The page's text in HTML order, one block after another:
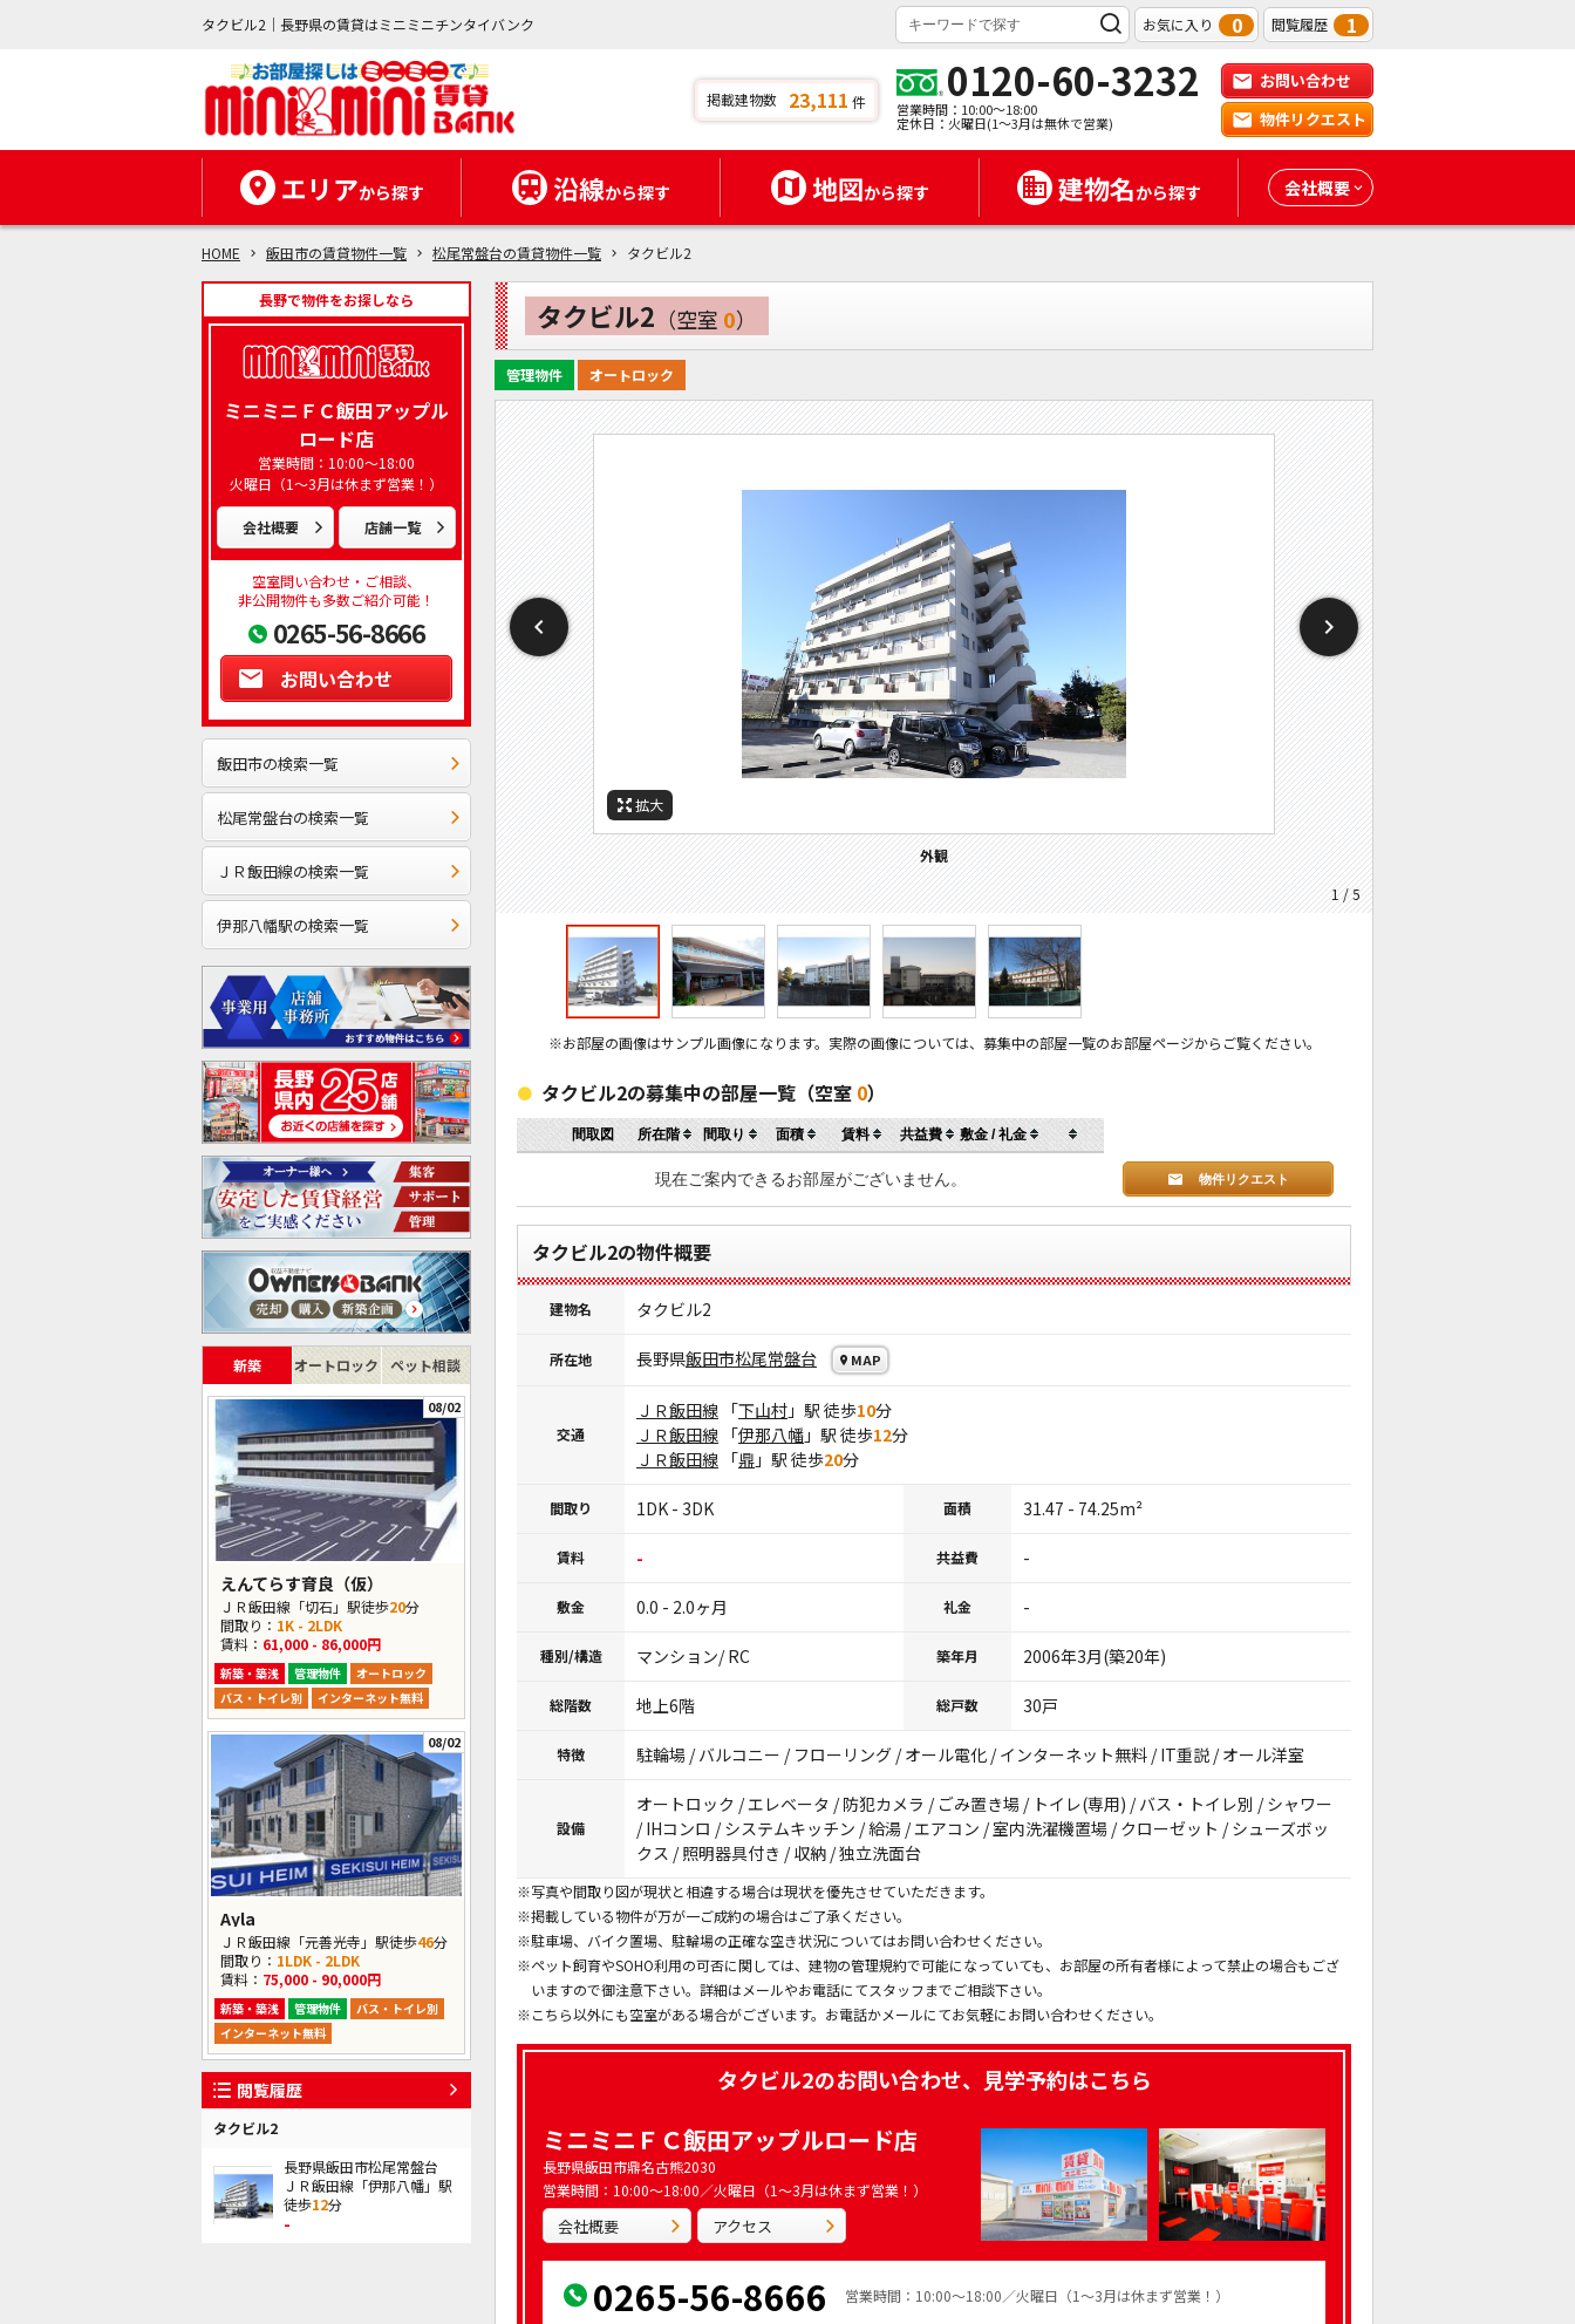
タクビル2｜長野県の賃貸はミニミニチンタイバンク お気に入り 0 閲覧履歴 1
掲載建物数 23,111 件 0120-60-3232
営業時間：10:00～18:00
定休日：火曜日(1～3月は無休で営業)
お問い合わせ
物件リクエスト
エリアから探す 沿線から探す 地図から探す 建物名から探す 会社概要
HOME 飯田市の賃貸物件一覧 松尾常盤台の賃貸物件一覧 タクビル2
長野で物件をお探しなら
ミニミニＦＣ飯田アップル
ロード店
営業時間：10:00～18:00
火曜日（1～3月は休まず営業！）
会社概要 店舗一覧
空室問い合わせ・ご相談、
非公開物件も多数ご紹介可能！
0265-56-8666
お問い合わせ
飯田市の検索一覧
松尾常盤台の検索一覧
ＪＲ飯田線の検索一覧
伊那八幡駅の検索一覧
新築 オートロック ペット相談
08/02
えんてらす育良（仮）
ＪＲ飯田線「切石」駅徒歩20分
間取り： 1K - 2LDK
賃料： 61,000 - 86,000円
新築・築浅 管理物件
オートロック
バス・トイレ別
インターネット無料
08/02
Ayla
ＪＲ飯田線「元善光寺」駅徒歩46分
間取り： 1LDK - 2LDK
賃料： 75,000 - 90,000円
新築・築浅 管理物件
バス・トイレ別
インターネット無料
閲覧履歴
タクビル2
長野県飯田市松尾常盤台
ＪＲ飯田線「伊那八幡」駅
徒歩12分
-
タクビル2 （空室 0）
管理物件 オートロック
拡大
外観
1 / 5
拡大
周辺施設：役所
拡大
周辺施設：高校・高専
拡大
周辺施設：中学校
拡大
周辺施設：小学校
※お部屋の画像はサンプル画像になります。実際の画像については、募集中の部屋一覧のお部屋ページからご覧ください。
タクビル2の募集中の部屋一覧（空室 0）
間取図 所在階 間取り 面積 賃料 共益費 敷金 / 礼金
現在ご案内できるお部屋がございません。 物件リクエスト
タクビル2の物件概要
建物名 タクビル2
所在地 長野県飯田市松尾常盤台 MAP
交通
ＪＲ飯田線 「下山村 」駅 徒歩10分
ＪＲ飯田線 「伊那八幡 」駅 徒歩12分
ＪＲ飯田線 「鼎 」駅 徒歩20分
間取り 1DK - 3DK 面積 31.47 - 74.25m²
賃料 - 共益費 -
敷金 0.0 - 2.0ヶ月 礼金 -
種別/構造 マンション/ RC 築年月 2006年3月(築20年)
総階数 地上6階 総戸数 30戸
特徴 駐輪場 / バルコニー / フローリング / オール電化 / インターネット無料 / IT重説 / オール洋室
設備
オートロック / エレベータ / 防犯カメラ / ごみ置き場 / トイレ(専用) / バス・トイレ別 / シャワー
/ IHコンロ / システムキッチン / 給湯 / エアコン / 室内洗濯機置場 / クローゼット / シューズボッ
クス / 照明器具付き / 収納 / 独立洗面台
※写真や間取り図が現状と相違する場合は現状を優先させていただきます。
※掲載している物件が万が一ご成約の場合はご了承ください。
※駐車場、バイク置場、駐輪場の正確な空き状況についてはお問い合わせください。
※ペット飼育やSOHO利用の可否に関しては、建物の管理規約で可能になっていても、お部屋の所有者様によって禁止の場合もござ
いますので御注意下さい。詳細はメールやお電話にてスタッフまでご相談下さい。
※こちら以外にも空室がある場合がございます。お電話かメールにてお気軽にお問い合わせください。
タクビル2のお問い合わせ、見学予約はこちら
ミニミニＦＣ飯田アップルロード店
長野県飯田市鼎名古熊2030
営業時間：10:00～18:00／火曜日（1～3月は休まず営業！）
会社概要 アクセス
0265-56-8666 営業時間：10:00～18:00／火曜日（1～3月は休まず営業！）